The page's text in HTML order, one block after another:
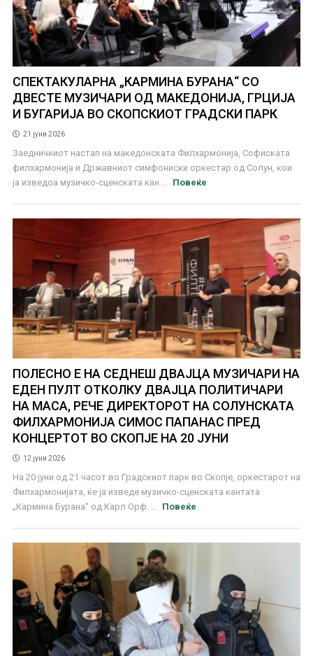
СПЕКТАКУЛАРНА „КАРМИНА БУРАНА“ СО
ДВЕСТЕ МУЗИЧАРИ ОД МАКЕДОНИЈА, ГРЦИЈА
И БУГАРИЈА ВО СКОПСКИОТ ГРАДСКИ ПАРК
21 јуни 2026
Заедничкиот настап на македонската Филхармонија, Софиската
филхармонија и Државниот симфониски оркестар од Солун, кои
ја изведоа музичко-сценската кан ...
Повеќе
ПОЛЕСНО Е НА СЕДНЕШ ДВАЈЦА МУЗИЧАРИ НА
ЕДЕН ПУЛТ ОТКОЛКУ ДВАЈЦА ПОЛИТИЧАРИ
НА МАСА, РЕЧЕ ДИРЕКТОРОТ НА СОЛУНСКАТА
ФИЛХАРМОНИЈА СИМОС ПАПАНАС ПРЕД
КОНЦЕРТОТ ВО СКОПЈЕ НА 20 ЈУНИ
12 јуни 2026
На 20 јуни од 21 часот во Градскиот парк во Скопје, оркестарот на
Филхармонијата, ќе ја изведе музичко-сценската кантата
„Кармина Бурана“ од Карл Орф. ...
Повеќе